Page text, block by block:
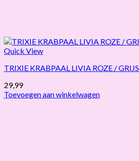
Quick View
TRIXIE KRABPAAL LIVIA ROZE / GRIJS
29,99
Toevoegen aan winkelwagen